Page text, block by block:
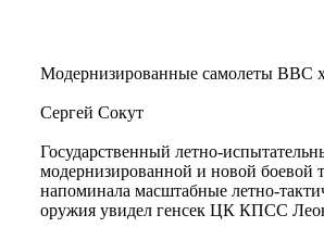
Модернизированные самолеты ВВС
Сергей Сокут
Государственный летно-
модернизированной и новой боевой
напоминала масштабные летно-
оружия увидел генсек ЦК КПСС